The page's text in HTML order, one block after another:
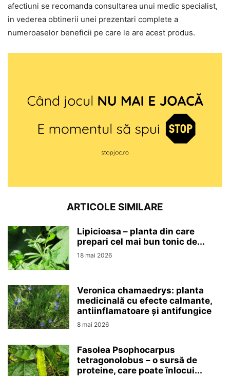
afectiuni se recomanda consultarea unui medic specialist,
in vederea obtinerii unei prezentari complete a
numeroaselor beneficii pe care le are acest produs.
ARTICOLE SIMILARE
Lipicioasa – planta din care
prepari cel mai bun tonic de...
18 mai 2026
Veronica chamaedrys: planta
medicinală cu efecte calmante,
antiinflamatoare și antifungice
8 mai 2026
Fasolea Psophocarpus
tetragonolobus – o sursă de
proteine, care poate înlocui...